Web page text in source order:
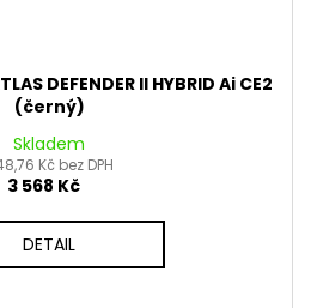
DEFENDER II HYBRID Ai CE2
(černý)
Skladem
Kč bez DPH
3 568 Kč
DETAIL